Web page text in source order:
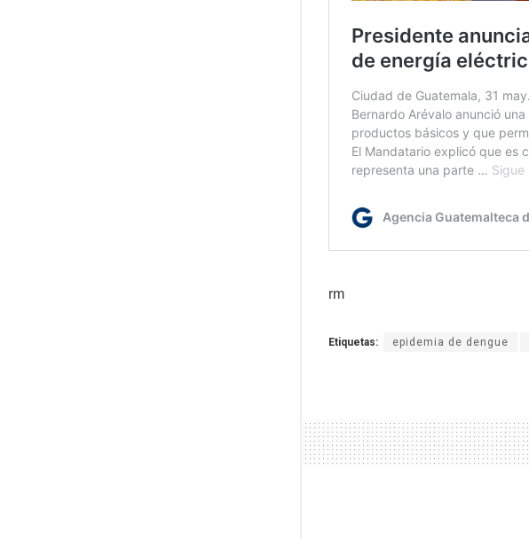
rm
Etiquetas: epidemia de dengue